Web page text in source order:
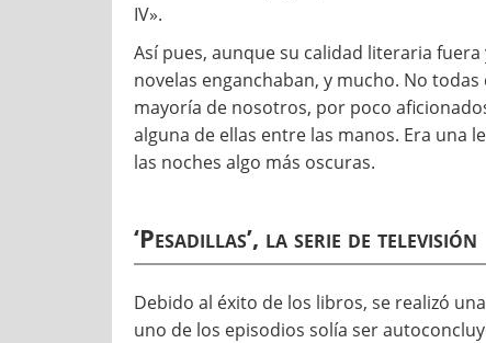
IV».
Así pues, aunque su calidad literaria
novelas enganchaban, y mucho. No
mayoría de nosotros, por poco
alguna de ellas entre las manos. Era una
las noches algo más oscuras.
‘Pesadillas’, la serie de televisión
Debido al éxito de los libros, se realizó
uno de los episodios solía ser